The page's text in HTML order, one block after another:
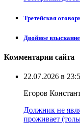
Третейская
Двойное
Комментарии сайта
22.07.2026 в
Егоров
Должник не
проживает